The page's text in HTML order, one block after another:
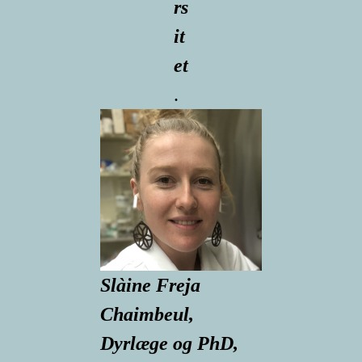
rs
it
et
.
Slàine Freja
Chaimbeul,
Dyrlæge og PhD,